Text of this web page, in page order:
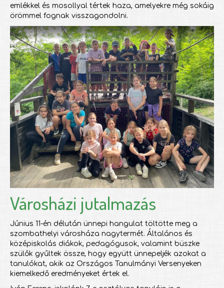
emlékkel és mosollyal tértek haza, amelyekre még sokáig
örömmel fognak visszagondolni.
Városházi jutalmazás
Június 11-én délután ünnepi hangulat töltötte meg a
szombathelyi városháza nagytermét. Általános és
középiskolás diákok, pedagógusok, valamint büszke
szülők gyűltek össze, hogy együtt ünnepeljék azokat a
tanulókat, akik az Országos Tanulmányi Versenyeken
kiemelkedő eredményeket értek el.